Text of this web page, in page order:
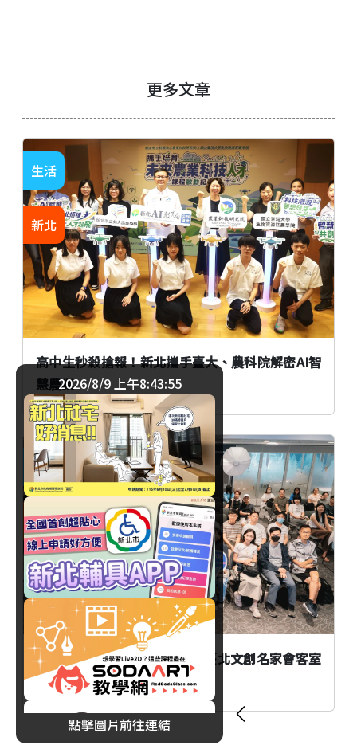
更多文章
高中生秒殺搶報！新北攜手臺大、農科院解密AI智
慧農業
生活
新北
AI時代創作者如何不被取代？臺北文創名家會客室
談From AI to I
生活
臺北
2026/8/9 上午8:43:56
點擊圖片前往連結